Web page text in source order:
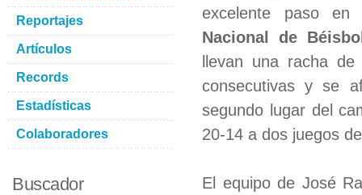
excelente paso
Nacional de
llevan una racha
consecutivas y se
segundo lugar del
20-14 a dos juegos
El equipo de José
Reportajes
Artículos
Records
Estadísticas
Colaboradores
Buscador